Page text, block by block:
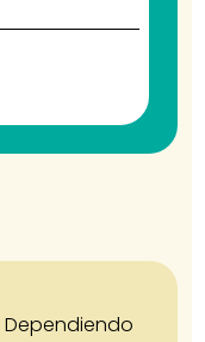
Dependiendo